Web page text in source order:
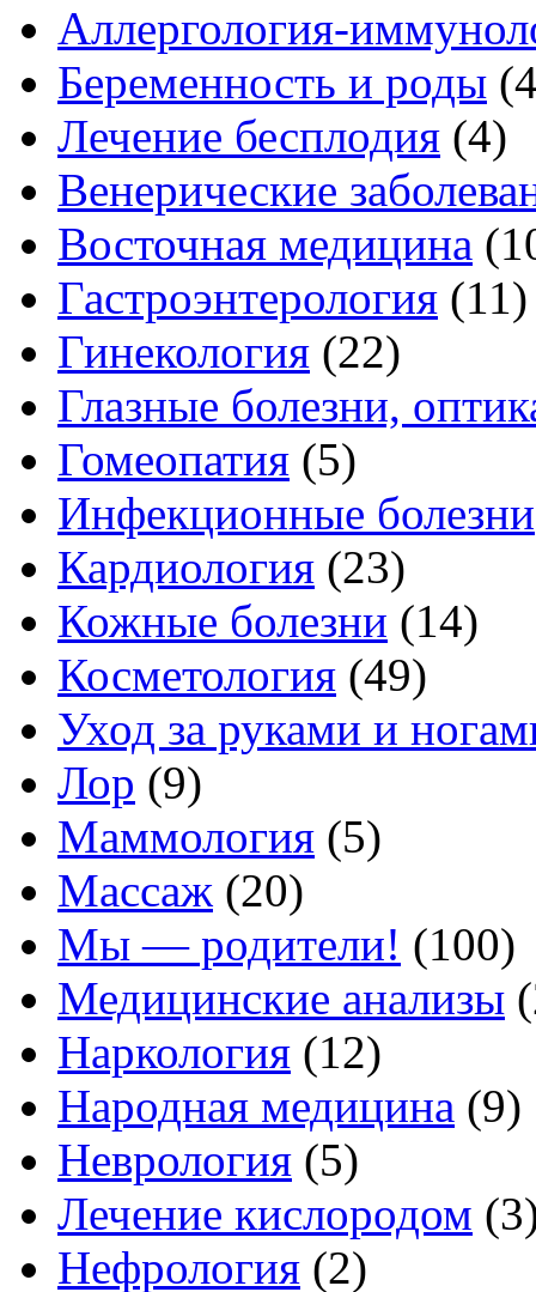
Аллергология-
Беременность и роды
Лечение бесплодия (4)
Венерические
Восточная медицина
Гастроэнтерология (11)
Гинекология (22)
Глазные болезни,
Гомеопатия (5)
Инфекционные болезни
Кардиология (23)
Кожные болезни (14)
Косметология (49)
Уход за руками и
Лор (9)
Маммология (5)
Массаж (20)
Мы — родители! (100)
Медицинские анализы
Наркология (12)
Народная медицина (9)
Неврология (5)
Лечение кислородом
Нефрология (2)